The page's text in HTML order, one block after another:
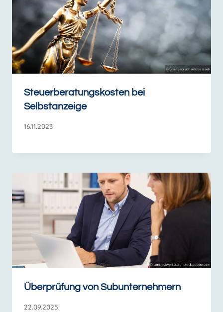
Steuerberatungskosten bei
Selbstanzeige
16.11.2023
Überprüfung von Subunternehmern
22.09.2025